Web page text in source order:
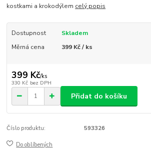
kostkami a krokodýlem celý popis
Dostupnost
Skladem
Měrná cena
399 Kč / ks
399 Kč/ks
330 Kč bez DPH
Přidat do košíku
Číslo produktu: 593326
Do oblíbených